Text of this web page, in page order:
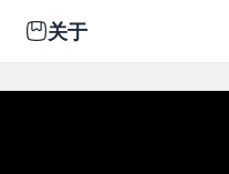
关于